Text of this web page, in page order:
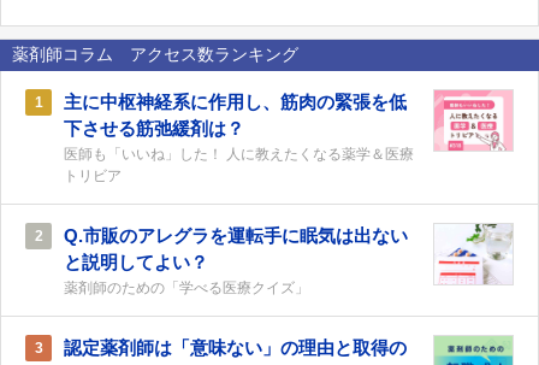
薬剤師コラム アクセス数ランキング
1
主に中枢神経系に作用し、筋肉の緊張を低
下させる筋弛緩剤は？
医師も「いいね」した！ 人に教えたくなる薬学＆医療
トリビア
2
Q.市販のアレグラを運転手に眠気は出ない
と説明してよい？
薬剤師のための「学べる医療クイズ」
3
認定薬剤師は「意味ない」の理由と取得の